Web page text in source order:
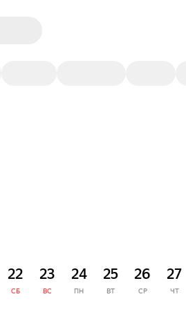
22
СБ
23
ВС
24
ПН
25
ВТ
26
СР
27
ЧТ